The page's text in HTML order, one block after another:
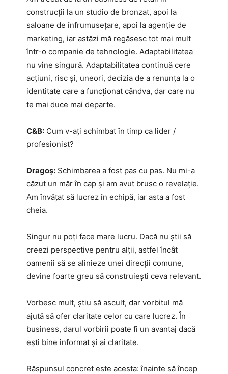
construcții la un studio de bronzat, apoi la
saloane de înfrumusețare, apoi la agenție de
marketing, iar astăzi mă regăsesc tot mai mult
într-o companie de tehnologie. Adaptabilitatea
nu vine singură. Adaptabilitatea continuă cere
acțiuni, risc și, uneori, decizia de a renunța la o
identitate care a funcționat cândva, dar care nu
te mai duce mai departe.
C&B: Cum v-ați schimbat în timp ca lider /
profesionist?
Dragoș: Schimbarea a fost pas cu pas. Nu mi-a
căzut un măr în cap și am avut brusc o revelație.
Am învățat să lucrez în echipă, iar asta a fost
cheia.
Singur nu poți face mare lucru. Dacă nu știi să
creezi perspective pentru alții, astfel încât
oamenii să se alinieze unei direcții comune,
devine foarte greu să construiești ceva relevant.
Vorbesc mult, știu să ascult, dar vorbitul mă
ajută să ofer claritate celor cu care lucrez. În
business, darul vorbirii poate fi un avantaj dacă
ești bine informat și ai claritate.
Răspunsul concret este acesta: înainte să încep